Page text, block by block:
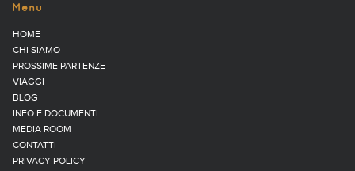
Menu
HOME
CHI SIAMO
PROSSIME PARTENZE
VIAGGI
BLOG
INFO E DOCUMENTI
MEDIA ROOM
CONTATTI
PRIVACY POLICY